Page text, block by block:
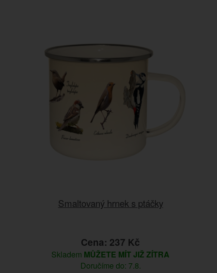
Smaltovaný hrnek s ptáčky
Cena: 237 Kč
Skladem MŮŽETE MÍT JIŽ ZÍTRA
Doručíme do: 7.8.